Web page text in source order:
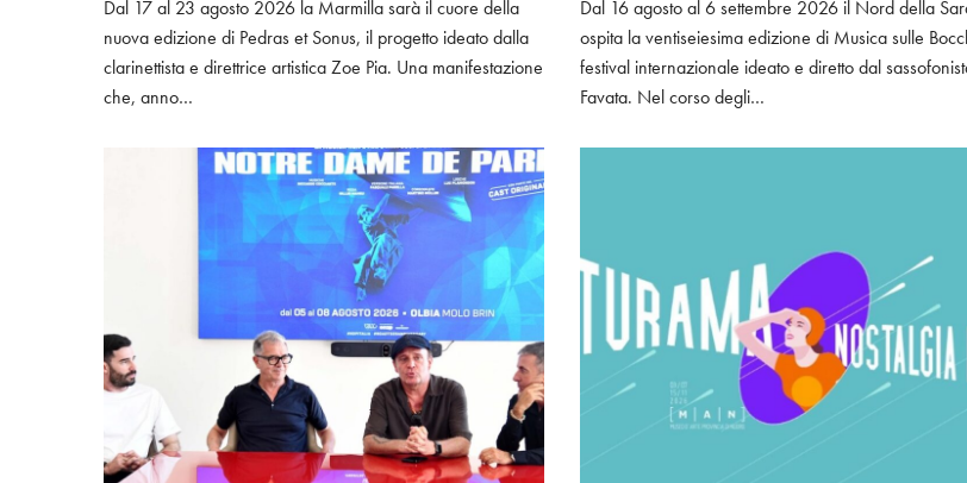
Dal 17 al 23 agosto 2026 la Marmilla sarà il cuore della
nuova edizione di Pedras et Sonus, il progetto ideato dalla
clarinettista e direttrice artistica Zoe Pia. Una manifestazione
che, anno…
Dal 16 agosto al 6 settembre 2026 il Nord della
ospita la ventiseiesima edizione di Musica sulle
festival internazionale ideato e diretto dal
Favata. Nel corso degli…